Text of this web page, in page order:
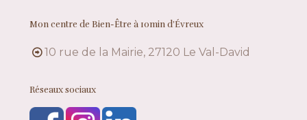
Mon centre de Bien-Être à 10min d’Évreux
10 rue de la Mairie, 27120 Le Val-David
Réseaux sociaux